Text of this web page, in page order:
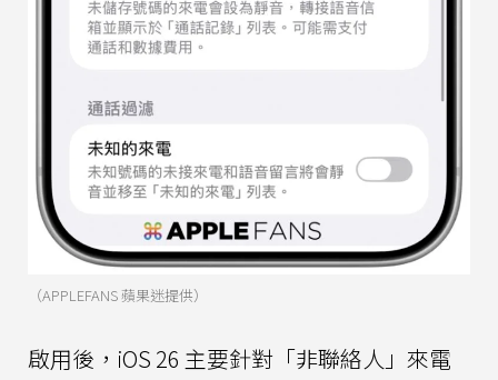
（APPLEFANS 蘋果迷提供）
啟用後，iOS 26 主要針對「非聯絡人」來電